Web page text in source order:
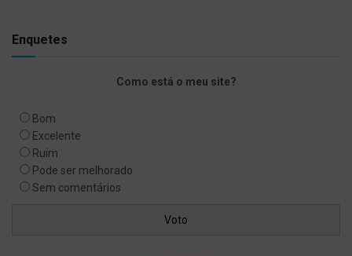
Enquetes
Como está o meu site?
Bom
Excelente
Ruim
Pode ser melhorado
Sem comentários